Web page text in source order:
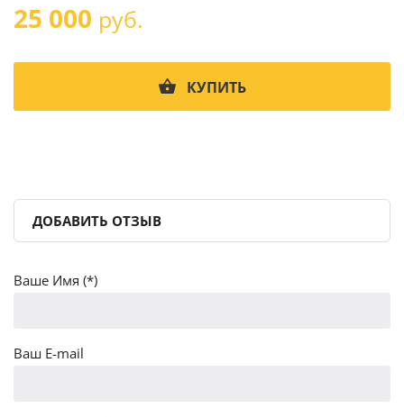
25 000 руб.
КУПИТЬ
ДОБАВИТЬ ОТЗЫВ
Ваше Имя (*)
Ваш E-mail